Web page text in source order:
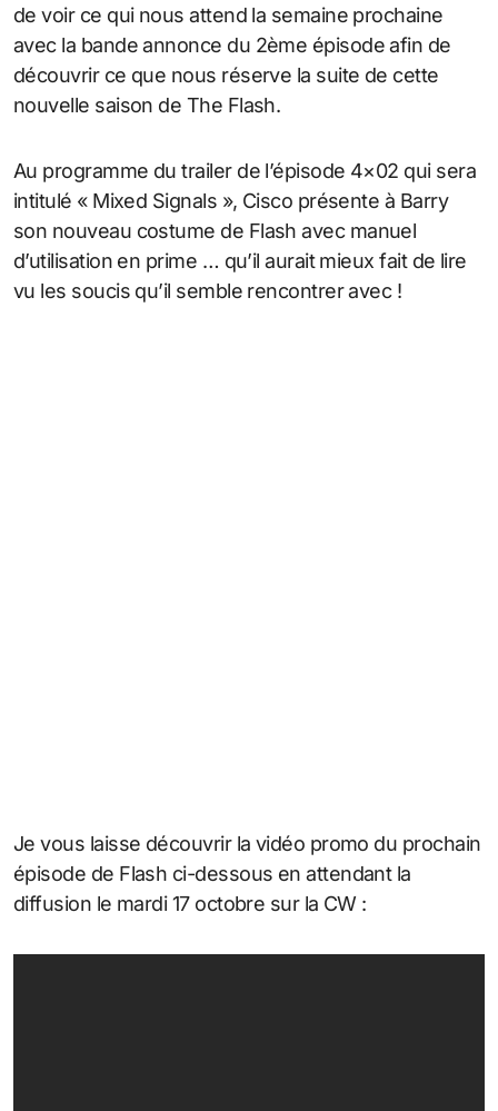
de voir ce qui nous attend la semaine prochaine
avec la bande annonce du 2ème épisode afin de
découvrir ce que nous réserve la suite de cette
nouvelle saison de The Flash.
Au programme du trailer de l’épisode 4×02 qui sera
intitulé « Mixed Signals », Cisco présente à Barry
son nouveau costume de Flash avec manuel
d’utilisation en prime … qu’il aurait mieux fait de lire
vu les soucis qu’il semble rencontrer avec !
Je vous laisse découvrir la vidéo promo du prochain
épisode de Flash ci-dessous en attendant la
diffusion le mardi 17 octobre sur la CW :